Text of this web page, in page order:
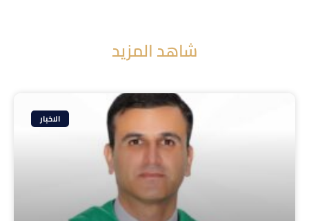
شاهد المزيد
الاخبار